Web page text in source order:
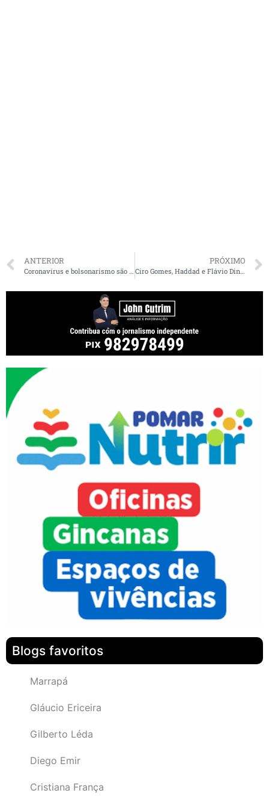
ANTERIOR
Coronavírus e bolsonarismo são doenças que desafiam o país, diz Flávio Dino
PRÓXIMO
Ciro Gomes, Haddad e Flávio Dino pedem renúncia de Bolsonaro em manifesto
Blogs favoritos
Marrapá
Gláucio Ericeira
Gilberto Léda
Diego Emir
Cristiana França